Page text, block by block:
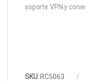
soporte VPN y
SKU: RC5063